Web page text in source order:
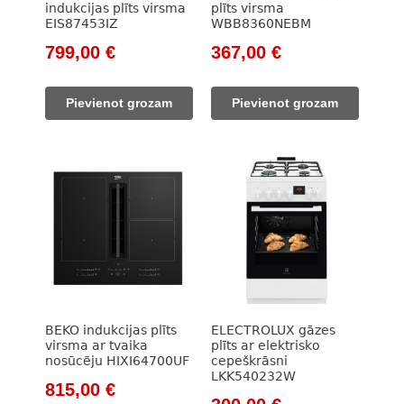
indukcijas plīts virsma
EIS87453IZ
Original
was:
1
799,00 €Current
Pievienot grozam
plīts virsma
WBB8360NEBM
Original
was:
462,00 €.
367,00 €Current
Pievienot grozam
BEKO indukcijas plīts
virsma ar tvaika
nosūcēju HIXI64700UF
Original
815,00 €Current
ELECTROLUX gāzes
plīts ar elektrisko
cepeškrāsni
LKK540232W
Original
Current